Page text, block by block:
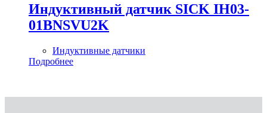
Индуктивный датчик SICK IH03-
01BNSVU2K
Индуктивные датчики
Подробнее